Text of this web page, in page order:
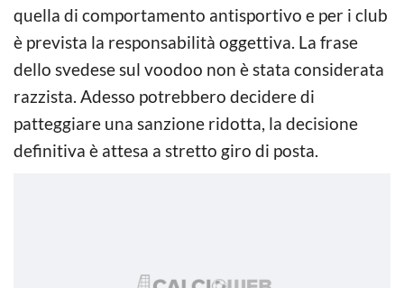
quella di comportamento antisportivo e per i club
è prevista la responsabilità oggettiva. La frase
dello svedese sul voodoo non è stata considerata
razzista. Adesso potrebbero decidere di
patteggiare una sanzione ridotta, la decisione
definitiva è attesa a stretto giro di posta.